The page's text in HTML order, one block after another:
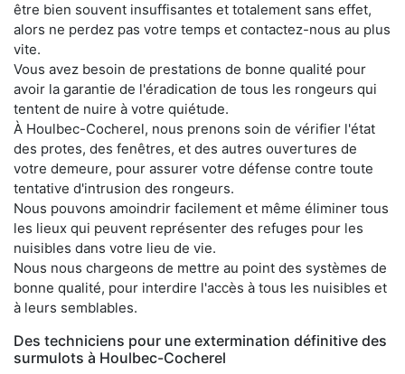
être bien souvent insuffisantes et totalement sans effet,
alors ne perdez pas votre temps et contactez-nous au plus
vite.
Vous avez besoin de prestations de bonne qualité pour
avoir la garantie de l'éradication de tous les rongeurs qui
tentent de nuire à votre quiétude.
À Houlbec-Cocherel, nous prenons soin de vérifier l'état
des protes, des fenêtres, et des autres ouvertures de
votre demeure, pour assurer votre défense contre toute
tentative d'intrusion des rongeurs.
Nous pouvons amoindrir facilement et même éliminer tous
les lieux qui peuvent représenter des refuges pour les
nuisibles dans votre lieu de vie.
Nous nous chargeons de mettre au point des systèmes de
bonne qualité, pour interdire l'accès à tous les nuisibles et
à leurs semblables.
Des techniciens pour une extermination définitive des
surmulots à Houlbec-Cocherel